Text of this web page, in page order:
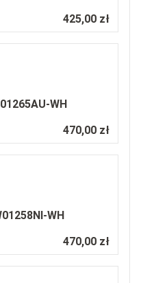
425,00 zł
WH
470,00 zł
WH
470,00 zł